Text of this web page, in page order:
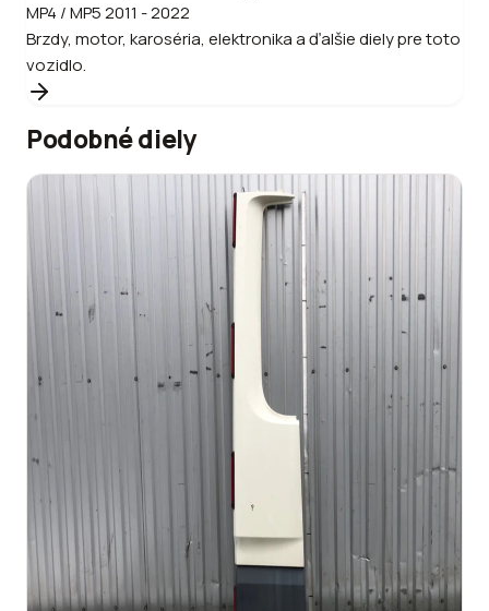
MP4 / MP5 2011 - 2022
Brzdy, motor, karoséria, elektronika a ďalšie diely pre toto
vozidlo.
Podobné diely